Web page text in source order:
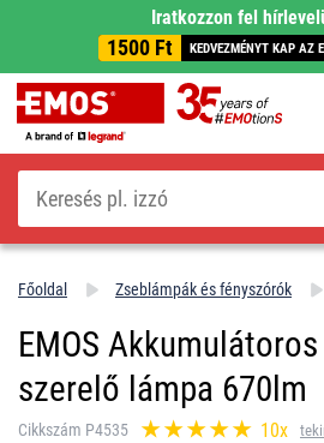
Iratkozzon fel
1500 Ft KEDVEZMÉNYT KAP AZ
Keresés
Főoldal Zseblámpák és fényszórók
EMOS Akkumulátoros
szerelő lámpa 670lm
Cikkszám P4535 10x